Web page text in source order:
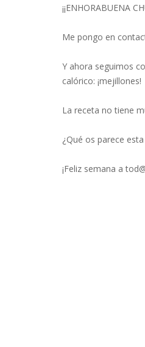
¡¡ENHORABUENA
Me pongo en
Y ahora seguimos
calórico: ¡mejillones!
La receta no tiene
¿Qué os parece
¡Feliz semana a